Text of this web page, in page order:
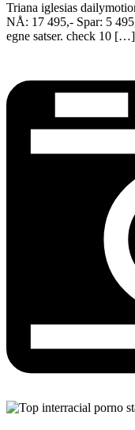
Triana iglesias
NÅ: 17 495,- Spar: 5
egne satser. check 10 […]